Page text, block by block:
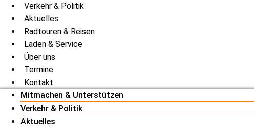
Verkehr & Politik
Aktuelles
Radtouren & Reisen
Laden & Service
Über uns
Termine
Kontakt
Mitmachen & Unterstützen
Verkehr & Politik
Aktuelles